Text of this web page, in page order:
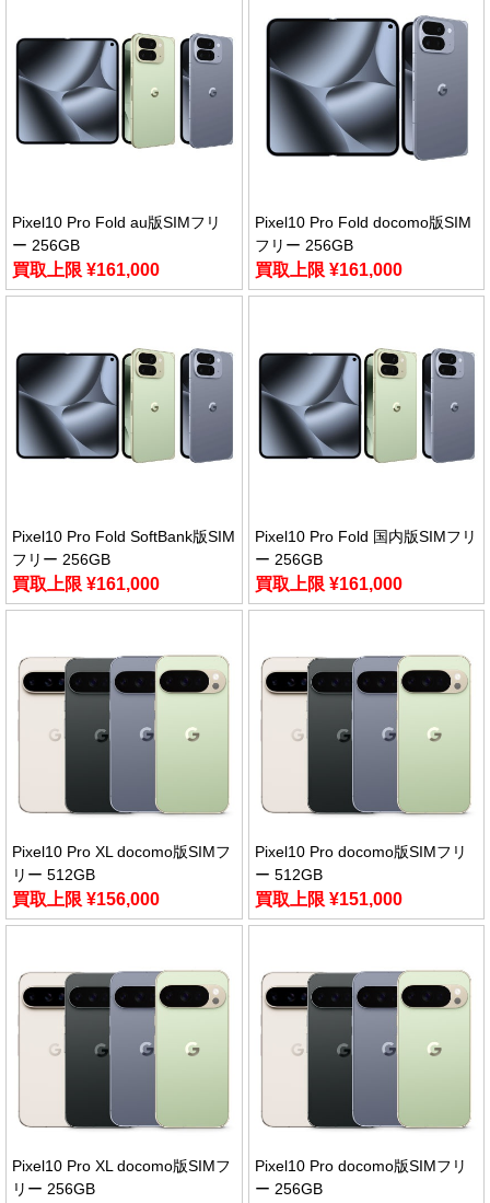
Pixel10 Pro Fold au版SIMフリ
ー 256GB
買取上限 ¥161,000
Pixel10 Pro Fold docomo版SIM
フリー 256GB
買取上限 ¥161,000
Pixel10 Pro Fold SoftBank版SIM
フリー 256GB
買取上限 ¥161,000
Pixel10 Pro Fold 国内版SIMフリ
ー 256GB
買取上限 ¥161,000
Pixel10 Pro XL docomo版SIMフ
リー 512GB
買取上限 ¥156,000
Pixel10 Pro docomo版SIMフリ
ー 512GB
買取上限 ¥151,000
Pixel10 Pro XL docomo版SIMフ
リー 256GB
Pixel10 Pro docomo版SIMフリ
ー 256GB